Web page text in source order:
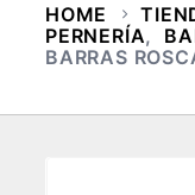
HOME
PERNERÍA,
BARRAS